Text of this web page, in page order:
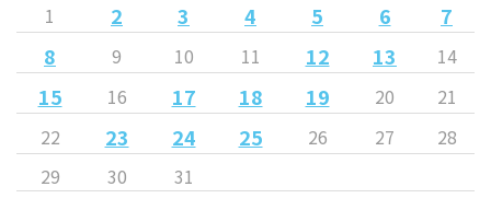
1 2 3 4 5 6
7
8
9 10 11 12 13 14
15 16 17 18 19 20
21
22
23 24 25 26 27
28
29
30
31